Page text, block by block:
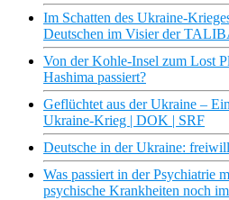
Im Schatten des Ukraine-
Deutschen im Visier der
Von der Kohle-Insel zum Lost
Hashima passiert?
Geflüchtet aus der Ukraine –
Ukraine-Krieg | DOK | SRF
Deutsche in der Ukraine:
Was passiert in der Psychiatrie
psychische Krankheiten noch